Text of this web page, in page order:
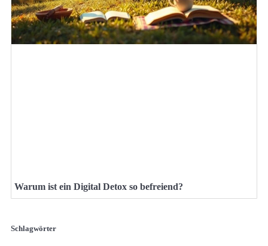
Warum ist ein Digital Detox so befreiend?
Schlagwörter